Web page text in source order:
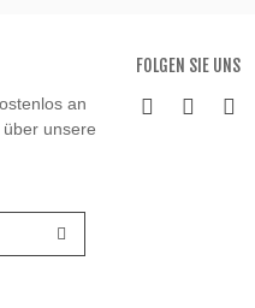
an
unsere
FOLGEN SIE UNS